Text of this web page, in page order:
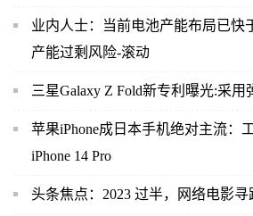
业内人士：当前电池产能布局已快
产能过剩风险-滚动
三星Galaxy Z Fold新专利曝光:采用
苹果iPhone成日本手机绝对主流：
iPhone 14 Pro
头条焦点：2023 过半，网络电影寻